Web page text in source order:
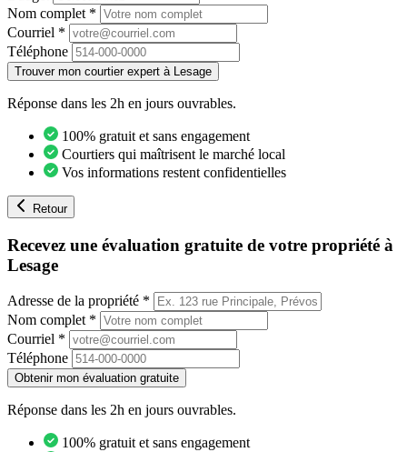
Nom complet *
Courriel *
Téléphone
Trouver mon courtier expert à Lesage
Réponse dans les 2h en jours ouvrables.
100% gratuit et sans engagement
Courtiers qui maîtrisent le marché local
Vos informations restent confidentielles
Retour
Recevez une évaluation gratuite de votre propriété à
Lesage
Adresse de la propriété *
Nom complet *
Courriel *
Téléphone
Obtenir mon évaluation gratuite
Réponse dans les 2h en jours ouvrables.
100% gratuit et sans engagement